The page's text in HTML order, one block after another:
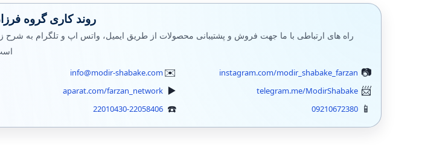
کامپتیا
Microsoft Web Server IIS
مجازی سازی دسکتاپ VDI
تشریح سوالات آزمون بین المللی
روند کاری گروه
راه های ارتباطی با ما جهت فروش و پشتیبانی محصولات از طریق ایمیل، واتس اپ و تلگرام به شرح
instagram.com/modir_shabake_farzan
info@modir-shabake.com
telegram.me/ModirShabake
aparat.com/farzan_network
09210672380
22010430-22058406